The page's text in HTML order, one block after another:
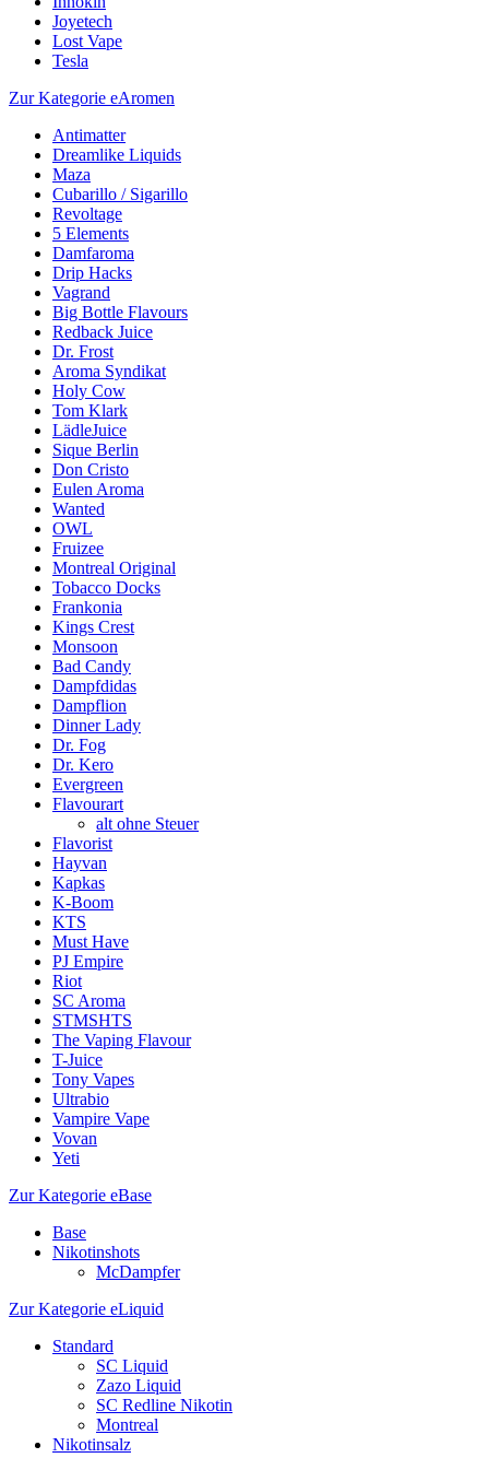
Joyetech
Lost Vape
Tesla
Zur Kategorie eAromen
Antimatter
Dreamlike Liquids
Maza
Cubarillo / Sigarillo
Revoltage
5 Elements
Damfaroma
Drip Hacks
Vagrand
Big Bottle Flavours
Redback Juice
Dr. Frost
Aroma Syndikat
Holy Cow
Tom Klark
LädleJuice
Sique Berlin
Don Cristo
Eulen Aroma
Wanted
OWL
Fruizee
Montreal Original
Tobacco Docks
Frankonia
Kings Crest
Monsoon
Bad Candy
Dampfdidas
Dampflion
Dinner Lady
Dr. Fog
Dr. Kero
Evergreen
Flavourart
alt ohne Steuer
Flavorist
Hayvan
Kapkas
K-Boom
KTS
Must Have
PJ Empire
Riot
SC Aroma
STMSHTS
The Vaping Flavour
T-Juice
Tony Vapes
Ultrabio
Vampire Vape
Vovan
Yeti
Zur Kategorie eBase
Base
Nikotinshots
McDampfer
Zur Kategorie eLiquid
Standard
SC Liquid
Zazo Liquid
SC Redline Nikotin
Montreal
Nikotinsalz